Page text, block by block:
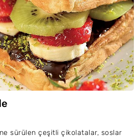
sürülen çeşitli çikolatalar, soslar